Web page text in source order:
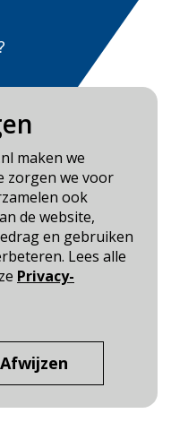
maken we
zorgen we voor
ook
de website,
en gebruiken
Lees alle
Privacy-
Afwijzen
Rotterdam-